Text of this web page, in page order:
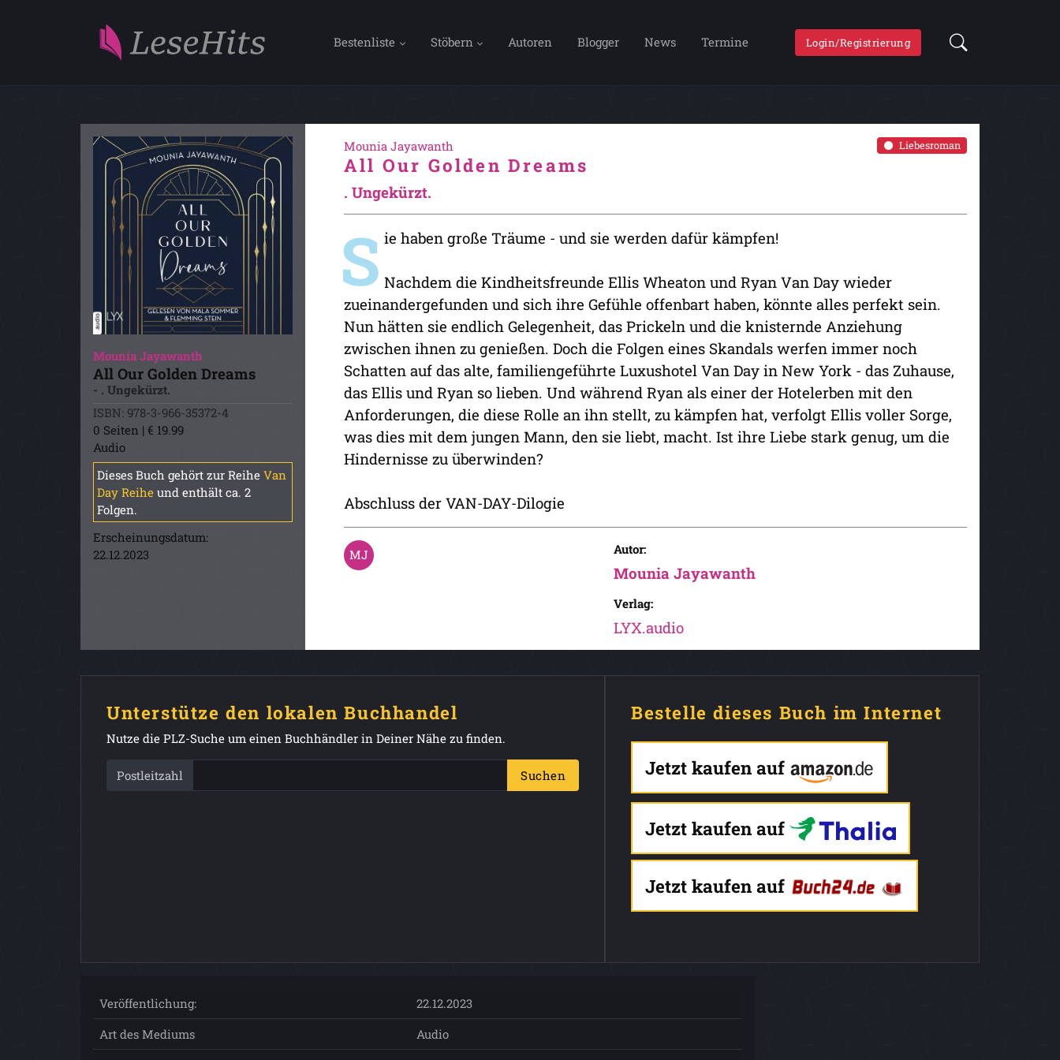
Bestenliste Stöbern Autoren Blogger News Termine Login/Registrierung
Mounia Jayawanth
All Our Golden Dreams
- . Ungekürzt.
ISBN: 978-3-966-35372-4
0 Seiten | € 19.99
Audio
Dieses Buch gehört zur Reihe Van
Day Reihe und enthält ca. 2
Folgen.
Erscheinungsdatum:
22.12.2023
Liebesroman
Mounia Jayawanth
All Our Golden Dreams
. Ungekürzt.
S ie haben große Träume - und sie werden dafür kämpfen!
Nachdem die Kindheitsfreunde Ellis Wheaton und Ryan Van Day wieder
zueinandergefunden und sich ihre Gefühle offenbart haben, könnte alles perfekt sein.
Nun hätten sie endlich Gelegenheit, das Prickeln und die knisternde Anziehung
zwischen ihnen zu genießen. Doch die Folgen eines Skandals werfen immer noch
Schatten auf das alte, familiengeführte Luxushotel Van Day in New York - das Zuhause,
das Ellis und Ryan so lieben. Und während Ryan als einer der Hotelerben mit den
Anforderungen, die diese Rolle an ihn stellt, zu kämpfen hat, verfolgt Ellis voller Sorge,
was dies mit dem jungen Mann, den sie liebt, macht. Ist ihre Liebe stark genug, um die
Hindernisse zu überwinden?
Abschluss der VAN-DAY-Dilogie
Autor:
Mounia Jayawanth
Verlag:
LYX.audio
Unterstütze den lokalen Buchhandel
Nutze die PLZ-Suche um einen Buchhändler in Deiner Nähe zu finden.
Postleitzahl Suchen
Bestelle dieses Buch im Internet
Jetzt kaufen auf
Jetzt kaufen auf
Jetzt kaufen auf
Veröffentlichung:
22.12.2023
Art des Mediums
Audio